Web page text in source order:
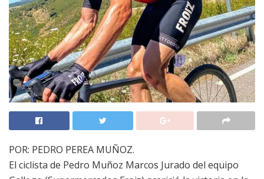
POR: PEDRO PEREA MUÑOZ.
El ciclista de Pedro Muñoz Marcos Jurado del equipo